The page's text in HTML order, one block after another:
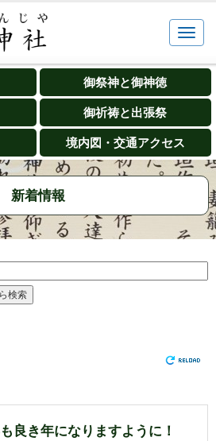
御祭神と御神徳
御祈祷と出張祭
境内図・交通アクセス
新着情報
良き年になりますように！